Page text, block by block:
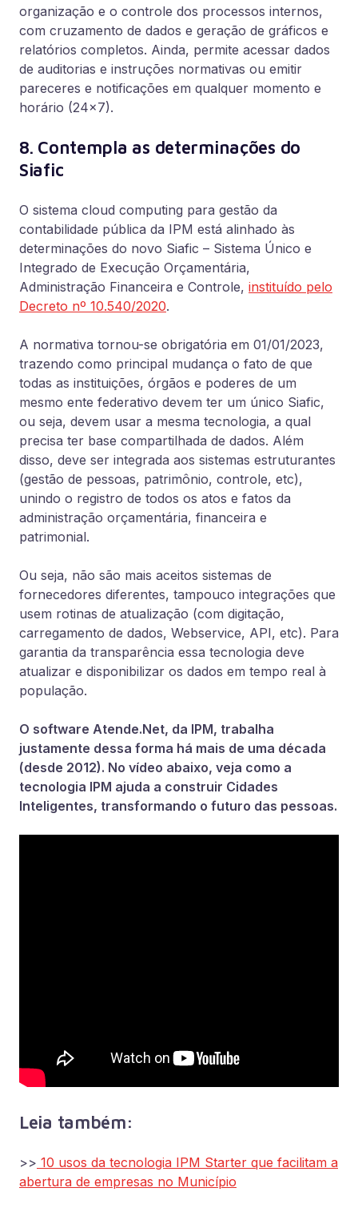
organização e o controle dos processos internos,
com cruzamento de dados e geração de gráficos e
relatórios completos. Ainda, permite acessar dados
de auditorias e instruções normativas ou emitir
pareceres e notificações em qualquer momento e
horário (24×7).
8. Contempla as determinações do
Siafic
O sistema cloud computing para gestão da
contabilidade pública da IPM está alinhado às
determinações do novo Siafic – Sistema Único e
Integrado de Execução Orçamentária,
Administração Financeira e Controle, instituído pelo
Decreto nº 10.540/2020.
A normativa tornou-se obrigatória em 01/01/2023,
trazendo como principal mudança o fato de que
todas as instituições, órgãos e poderes de um
mesmo ente federativo devem ter um único Siafic,
ou seja, devem usar a mesma tecnologia, a qual
precisa ter base compartilhada de dados. Além
disso, deve ser integrada aos sistemas estruturantes
(gestão de pessoas, patrimônio, controle, etc),
unindo o registro de todos os atos e fatos da
administração orçamentária, financeira e
patrimonial.
Ou seja, não são mais aceitos sistemas de
fornecedores diferentes, tampouco integrações que
usem rotinas de atualização (com digitação,
carregamento de dados, Webservice, API, etc). Para
garantia da transparência essa tecnologia deve
atualizar e disponibilizar os dados em tempo real à
população.
O software Atende.Net, da IPM, trabalha
justamente dessa forma há mais de uma década
(desde 2012). No vídeo abaixo, veja como a
tecnologia IPM ajuda a construir Cidades
Inteligentes, transformando o futuro das pessoas.
Leia também:
>> 10 usos da tecnologia IPM Starter que facilitam a
abertura de empresas no Município